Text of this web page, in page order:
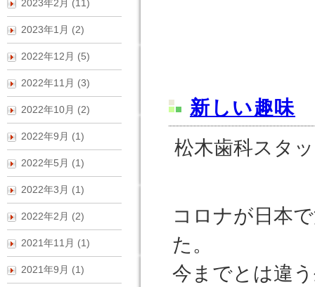
新しい趣味
松木歯科スタ
コロナが日本
た。
今までとは違
2023年2月 (11)
2023年1月 (2)
2022年12月 (5)
2022年11月 (3)
2022年10月 (2)
2022年9月 (1)
2022年5月 (1)
2022年3月 (1)
2022年2月 (2)
2021年11月 (1)
2021年9月 (1)